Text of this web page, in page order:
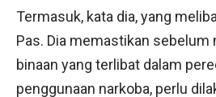
Termasuk, kata dia, yang
Pas. Dia memastikan sebelum
binaan yang terlibat dalam
penggunaan narkoba, perlu